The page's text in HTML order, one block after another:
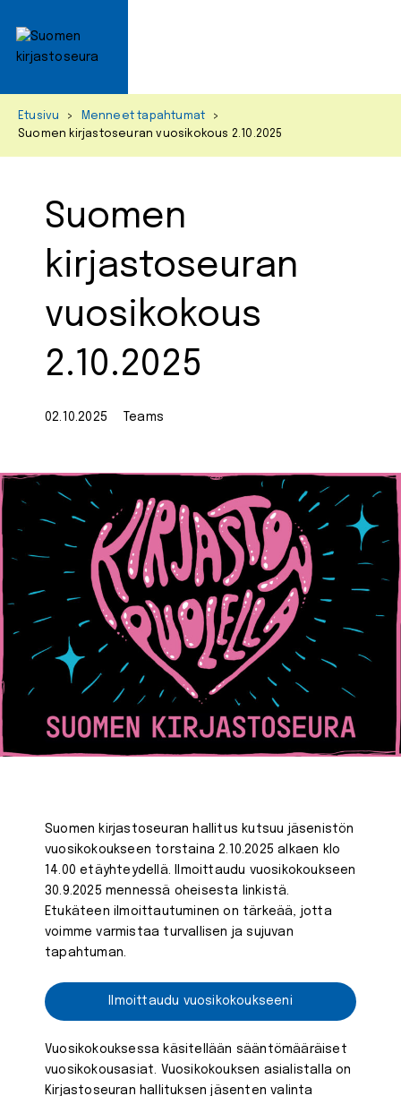
Etusivu > Menneet tapahtumat
>
Suomen kirjastoseuran vuosikokous 2.10.2025
Suomen
kirjastoseuran
vuosikokous
2.10.2025
02.10.2025 Teams
Suomen kirjastoseuran hallitus kutsuu jäsenistön
vuosikokoukseen torstaina 2.10.2025 alkaen klo
14.00 etäyhteydellä. Ilmoittaudu vuosikokoukseen
30.9.2025 mennessä oheisesta linkistä.
Etukäteen ilmoittautuminen on tärkeää, jotta
voimme varmistaa turvallisen ja sujuvan
tapahtuman.
Ilmoittaudu vuosikokoukseeni
Vuosikokouksessa käsitellään sääntömääräiset
vuosikokousasiat. Vuosikokouksen asialistalla on
Kirjastoseuran hallituksen jäsenten valinta